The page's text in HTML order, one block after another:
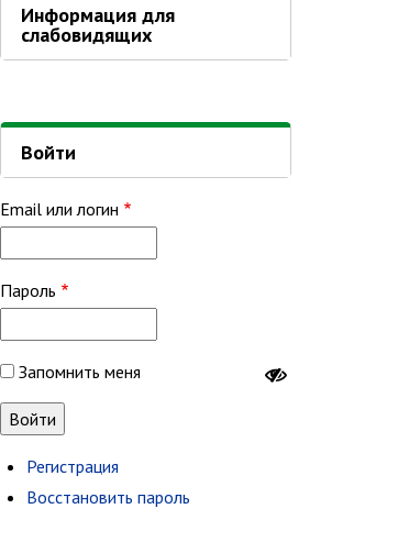
Информация для
слабовидящих
Войти
Email или логин
Пароль
Запомнить меня
Регистрация
Восстановить пароль